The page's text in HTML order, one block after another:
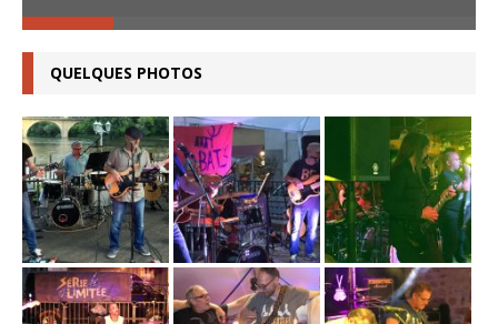
QUELQUES PHOTOS